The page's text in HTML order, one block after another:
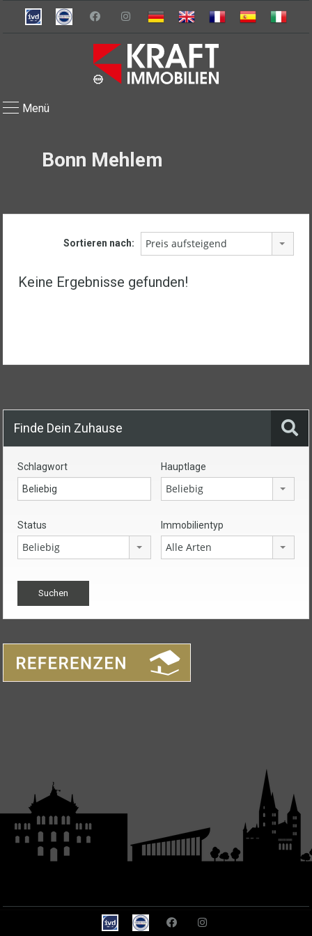
Menü
Bonn Mehlem
Sortieren nach: Preis aufsteigend
Keine Ergebnisse gefunden!
Finde Dein Zuhause
Schlagwort Hauptlage
Beliebig
Status
Beliebig
Immobilientyp
Alle Arten